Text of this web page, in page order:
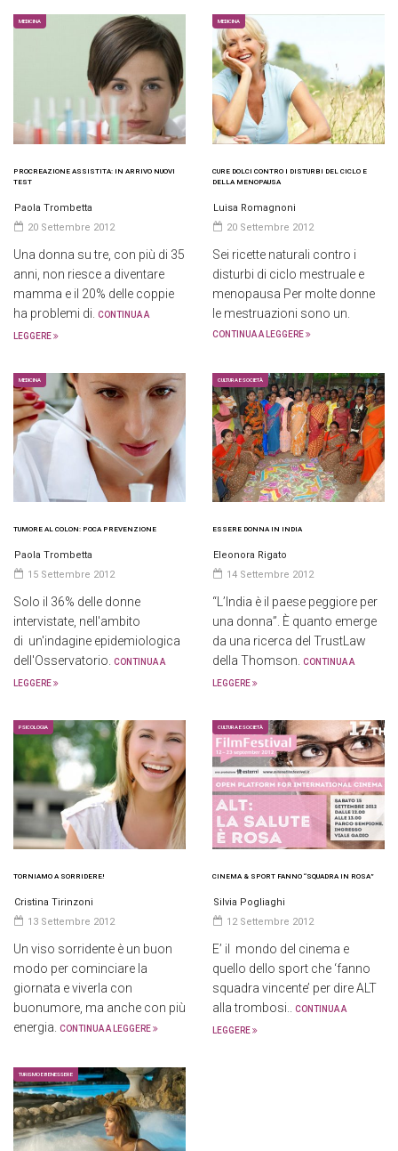
MEDICINA
PROCREAZIONE ASSISTITA: IN ARRIVO NUOVI
TEST
Paola Trombetta
20 Settembre 2012
Una donna su tre, con più di 35
anni, non riesce a diventare
mamma e il 20% delle coppie
ha problemi di.
CONTINUA A
LEGGERE
MEDICINA
CURE DOLCI CONTRO I DISTURBI DEL CICLO E
DELLA MENOPAUSA
Luisa Romagnoni
20 Settembre 2012
Sei ricette naturali contro i
disturbi di ciclo mestruale e
menopausa Per molte donne
le mestruazioni sono un.
CONTINUA A LEGGERE
MEDICINA
TUMORE AL COLON: POCA PREVENZIONE
Paola Trombetta
15 Settembre 2012
Solo il 36% delle donne
intervistate, nell'ambito
di un'indagine epidemiologica
dell'Osservatorio.
CONTINUA A
LEGGERE
CULTURA E SOCIETÀ
ESSERE DONNA IN INDIA
Eleonora Rigato
14 Settembre 2012
“L’India è il paese peggiore per
una donna”. È quanto emerge
da una ricerca del TrustLaw
della Thomson.
CONTINUA A
LEGGERE
PSICOLOGIA
TORNIAMO A SORRIDERE!
Cristina Tirinzoni
13 Settembre 2012
Un viso sorridente è un buon
modo per cominciare la
giornata e viverla con
buonumore, ma anche con più
energia.
CONTINUA A LEGGERE
CULTURA E SOCIETÀ
CINEMA & SPORT FANNO “SQUADRA IN ROSA”
Silvia Pogliaghi
12 Settembre 2012
E’ il mondo del cinema e
quello dello sport che ‘fanno
squadra vincente’ per dire ALT
alla trombosi..
CONTINUA A
LEGGERE
TURISMO E BENESSERE